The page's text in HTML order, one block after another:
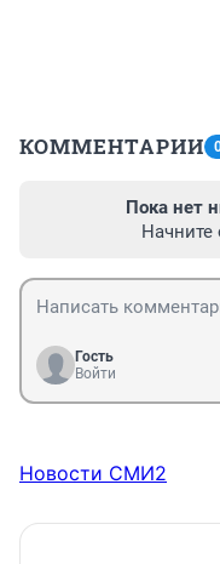
КОММЕНТАРИИ
Пока нет
Гость
Войти
Новости СМИ2